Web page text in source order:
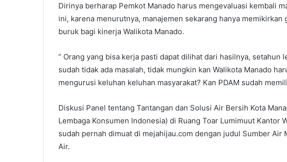
Dirinya berharap Pemkot Manado harus mengevaluasi kembali
ini, karena menurutnya, manajemen sekarang hanya memikirkan
buruk bagi kinerja Walikota Manado.
” Orang yang bisa kerja pasti dapat dilihat dari hasilnya, setahun
sudah tidak ada masalah, tidak mungkin kan Walikota Manado
mengurusi keluhan keluhan masyarakat? Kan PDAM sudah
Diskusi Panel tentang Tantangan dan Solusi Air Bersih Kota
Lembaga Konsumen Indonesia) di Ruang Toar Lumimuut Kantor
sudah pernah dimuat di mejahijau.com dengan judul Sumber Air
Air.